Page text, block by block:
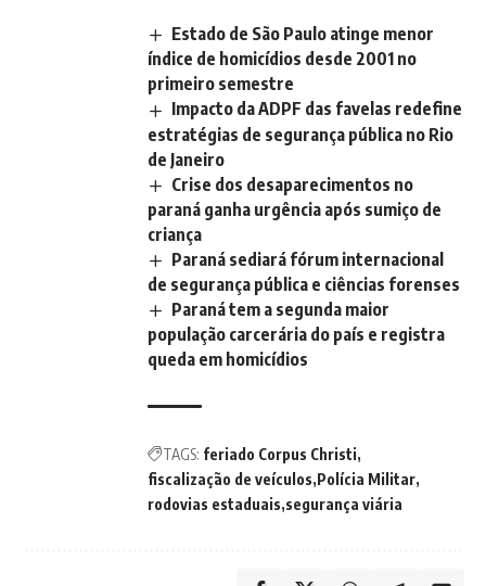
Estado de São Paulo atinge menor
índice de homicídios desde 2001 no
primeiro semestre
Impacto da ADPF das favelas redefine
estratégias de segurança pública no Rio
de Janeiro
Crise dos desaparecimentos no
paraná ganha urgência após sumiço de
criança
Paraná sediará fórum internacional
de segurança pública e ciências forenses
Paraná tem a segunda maior
população carcerária do país e registra
queda em homicídios
TAGS: feriado Corpus Christi
fiscalização de veículos Polícia Militar
rodovias estaduais segurança viária